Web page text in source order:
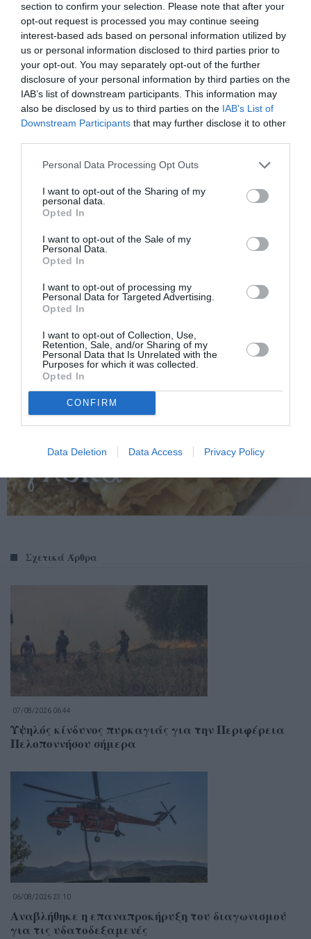
section to confirm your selection. Please note that after your
opt-out request is processed you may continue seeing
interest-based ads based on personal information utilized by
us or personal information disclosed to third parties prior to
your opt-out. You may separately opt-out of the further
disclosure of your personal information by third parties on the
IAB’s list of downstream participants. This information may
also be disclosed by us to third parties on the IAB’s List of
Downstream Participants that may further disclose it to other
Personal Data Processing Opt Outs
I want to opt-out of the Sharing of my
personal data.
Opted In
I want to opt-out of the Sale of my
Personal Data.
Opted In
I want to opt-out of processing my
Personal Data for Targeted Advertising.
Opted In
I want to opt-out of Collection, Use,
Retention, Sale, and/or Sharing of my
Personal Data that Is Unrelated with the
Purposes for which it was collected.
Opted In
CONFIRM
Data Deletion Data Access Privacy Policy
Σχετικά Άρθρα
07/08/2026 06:44
Υψηλός κίνδυνος πυρκαγιάς για την Περιφέρεια
Πελοποννήσου σήμερα
06/08/2026 23:10
Αναβλήθηκε η επαναπροκήρυξη του διαγωνισμού
για τις υδατοδεξαμενές